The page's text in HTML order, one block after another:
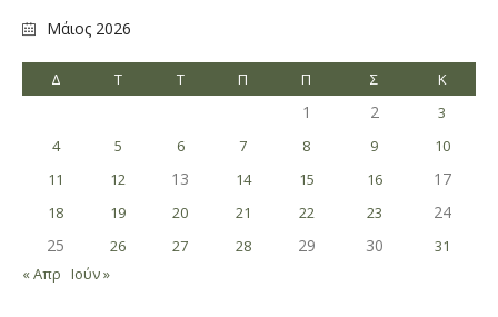
Μάιος 2026
Δ Τ Τ Π Π Σ Κ
1 2
3
4
5 6 7 8 9
10
11
12 13 14 15 16 17
18 19 20 21 22 23
24
25
26 27 28 29 30
31
« Απρ Ιούν »